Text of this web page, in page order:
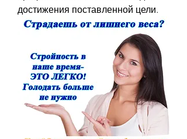
достижения поставленной цели.